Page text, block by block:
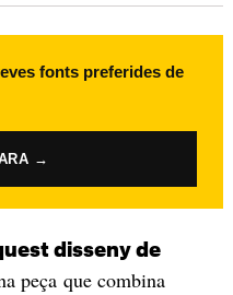
fonts preferides de
→
disseny de
peça que combina